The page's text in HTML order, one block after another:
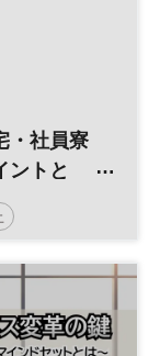
・社員寮
ントと
戦略